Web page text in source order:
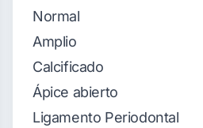
Normal
Amplio
Calcificado
Ápice abierto
Ligamento Periodontal